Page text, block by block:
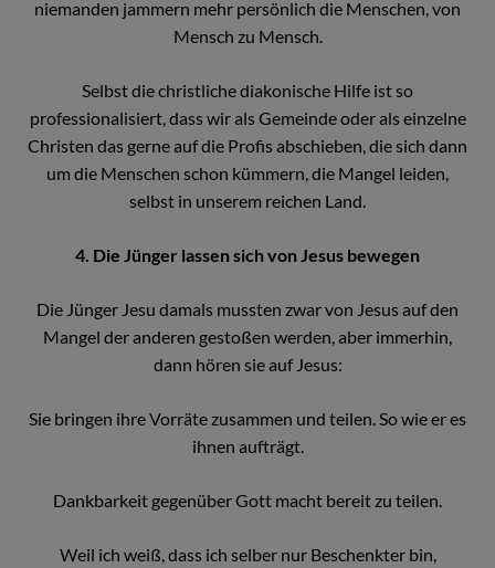
niemanden jammern mehr persönlich die Menschen, von
Mensch zu Mensch.
Selbst die christliche diakonische Hilfe ist so
professionalisiert, dass wir als Gemeinde oder als einzelne
Christen das gerne auf die Profis abschieben, die sich dann
um die Menschen schon kümmern, die Mangel leiden,
selbst in unserem reichen Land.
4. Die Jünger lassen sich von Jesus bewegen
Die Jünger Jesu damals mussten zwar von Jesus auf den
Mangel der anderen gestoßen werden, aber immerhin,
dann hören sie auf Jesus:
Sie bringen ihre Vorräte zusammen und teilen. So wie er es
ihnen aufträgt.
Dankbarkeit gegenüber Gott macht bereit zu teilen.
Weil ich weiß, dass ich selber nur Beschenkter bin,